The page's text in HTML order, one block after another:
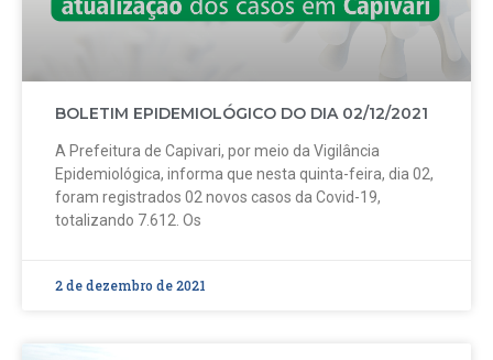
BOLETIM EPIDEMIOLÓGICO DO DIA 02/12/2021
A Prefeitura de Capivari, por meio da Vigilância
Epidemiológica, informa que nesta quinta-feira, dia 02,
foram registrados 02 novos casos da Covid-19,
totalizando 7.612. Os
2 de dezembro de 2021